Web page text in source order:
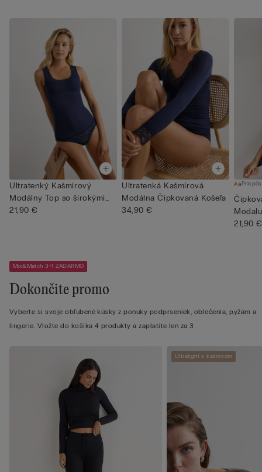
Ultratenký Kašmírový
Modálny Top so širokými
ramie...
21,90 €
Ultratenká Kašmírová
Modálna Čipkovaná Košeľa
34,90 €
21,90 €
Mix&Match 3+1 ZADARMO
Dokončite promo
Vyberte si svoje obľúbené kúsky z ponuky podprseniek, oblečenia, pyžám a
lingerie. Vložte do košíka 4 produkty a zaplatíte len za 3
Ultralight s kašmírom